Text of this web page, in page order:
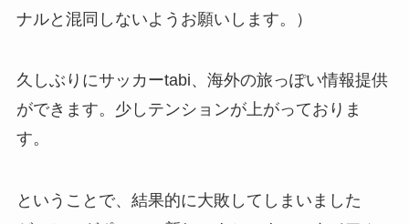
ナルと混同しないようお願いします。）
久しぶりにサッカーtabi、海外の旅っぽい情報提供
ができます。少しテンションが上がっておりま
す。
ということで、結果的に大敗してしまいました